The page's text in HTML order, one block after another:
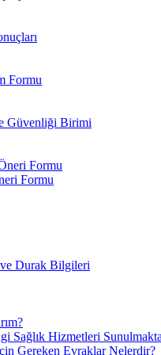
Formu
Güvenliği Birimi
Formu
Formu
Durak Bilgileri
Sağlık Hizmetleri
Gereken Evraklar Nelerdir?